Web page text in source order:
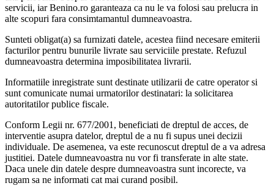
servicii, iar Benino.ro garanteaza ca nu le va folosi sau prelucra in
alte scopuri fara consimtamantul dumneavoastra.
Sunteti obligat(a) sa furnizati datele, acestea fiind necesare emiterii
facturilor pentru bunurile livrate sau serviciile prestate. Refuzul
dumneavoastra determina imposibilitatea livrarii.
Informatiile inregistrate sunt destinate utilizarii de catre operator si
sunt comunicate numai urmatorilor destinatari: la solicitarea
autoritatilor publice fiscale.
Conform Legii nr. 677/2001, beneficiati de dreptul de acces, de
interventie asupra datelor, dreptul de a nu fi supus unei decizii
individuale. De asemenea, va este recunoscut dreptul de a va adresa
justitiei. Datele dumneavoastra nu vor fi transferate in alte state.
Daca unele din datele despre dumneavoastra sunt incorecte, va
rugam sa ne informati cat mai curand posibil.